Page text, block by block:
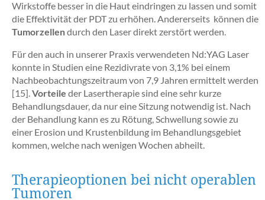
Wirkstoffe besser in die Haut eindringen zu lassen und somit
die Effektivität der PDT zu erhöhen. Andererseits können die
Tumorzellendurch den Laser direkt zerstört werden.
Für den auch in unserer Praxis verwendeten Nd:YAG Laser
konnte in Studien eine Rezidivrate von 3,1% bei einem
Nachbeobachtungszeitraum von 7,9 Jahren ermittelt werden
[15].Vorteile der Lasertherapie sind eine sehr kurze
Behandlungsdauer, da nur eine Sitzung notwendig ist. Nach
der Behandlung kann es zu Rötung, Schwellung sowie zu
einer Erosion und Krustenbildung im Behandlungsgebiet
kommen, welche nach wenigen Wochen abheilt.
Therapieoptionen bei nicht operablen
Tumoren